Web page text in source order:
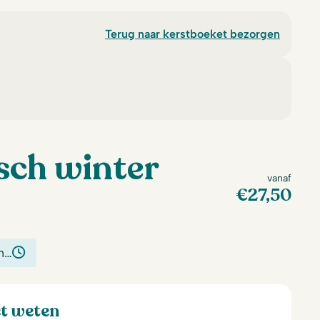
Terug naar kerstboeket bezorgen
winter vanaf
€27,50
weten